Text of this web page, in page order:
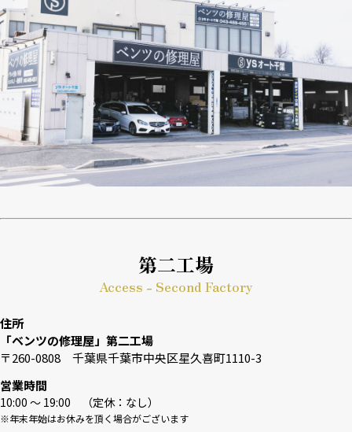
第二工場
Access - Second Factory
住所
「ベンツの修理屋」第二工場
〒260-0808 千葉県千葉市中央区星久喜町1110-3
営業時間
10:00 〜 19:00 （定休：なし）
※年末年始はお休みを頂く場合がございます